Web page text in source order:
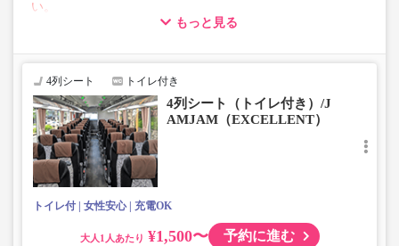
い。
■トランクにてお預かりできる荷物
・3辺合計160cm以内、かつ10kg以下のものをおひとり様1
■お預かりできない荷物（貴重品以外は車内持ち込みも不
可）
楽器・自転車（折りたたみ含む）・ボード等の大きな荷
物、壊れ物、危険物、貴重品、ペット、
上記「トランクにてお預かりできる荷物」の条件を満たさ
もっと見る
4列シート トイレ付き
4列シート（トイレ付き）/J
AMJAM（EXCELLENT）
トイレ付 女性安心 充電OK
大人 ¥1,500〜 予約に進む